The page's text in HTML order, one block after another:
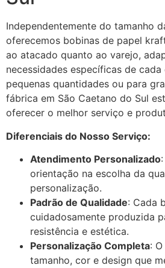
Independentemente do tamanho
oferecemos bobinas de papel
ao atacado quanto ao varejo,
necessidades específicas de cada
pequenas quantidades ou para
fábrica em São Caetano do Sul
oferecer o melhor serviço e
Diferenciais do Nosso Serviço:
Atendimento Personalizado
orientação na escolha da
personalização.
Padrão de Qualidade: Cada
cuidadosamente produzida
resistência e estética.
Personalização Completa:
tamanho, cor e design que